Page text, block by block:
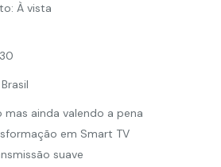
À vista
ainda valendo a pena
em Smart TV
suave